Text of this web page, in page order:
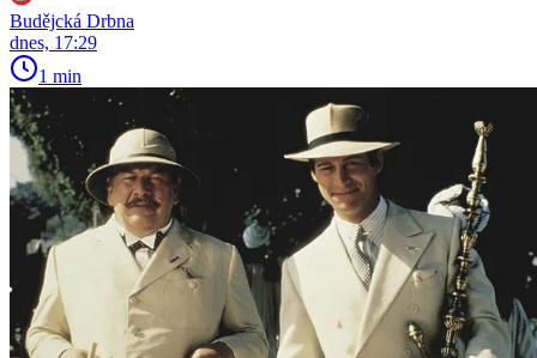
Budějcká Drbna
dnes, 17:29
1 min